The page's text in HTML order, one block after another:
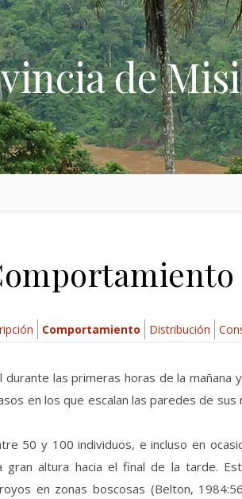
de
Comportamiento Distribución
las primeras horas de la mañana
en los que escalan las paredes de
50 y 100 individuos, e incluso en
altura hacia el final de la tarde.
en zonas boscosas (Belton,